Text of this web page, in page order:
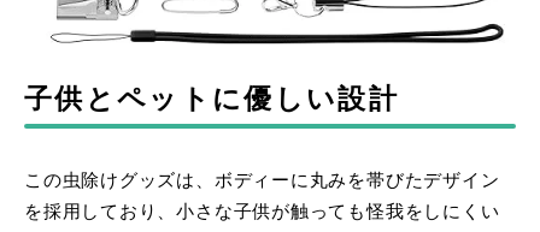
子供とペットに優しい設計
この虫除けグッズは、ボディーに丸みを帯びたデザイン
を採用しており、小さな子供が触っても怪我をしにくい